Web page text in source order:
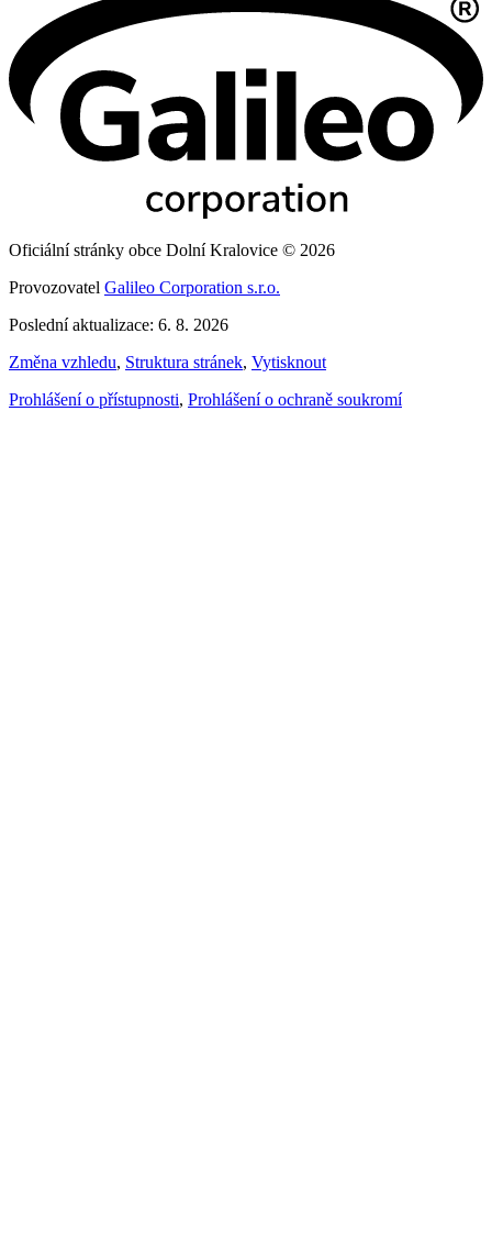
Oficiální stránky obce Dolní Kralovice © 2026
Provozovatel Galileo Corporation s.r.o.
Poslední aktualizace: 6. 8. 2026
Změna vzhledu, Struktura stránek, Vytisknout
Prohlášení o přístupnosti, Prohlášení o ochraně soukromí